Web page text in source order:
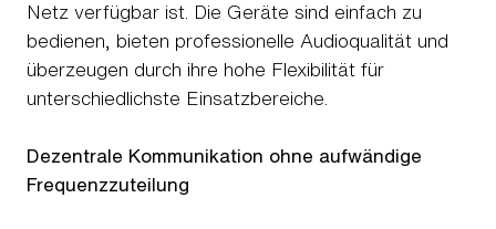
Netz verfügbar ist. Die Geräte sind einfach zu
bedienen, bieten professionelle Audioqualität und
überzeugen durch ihre hohe Flexibilität für
unterschiedlichste Einsatzbereiche.
Dezentrale Kommunikation ohne aufwändige
Frequenzzuteilung